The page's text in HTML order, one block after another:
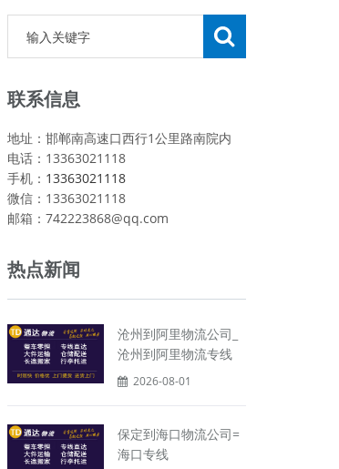
联系信息
地址：邯郸南高速口西行1公里路南院内
电话：13363021118
手机： 13363021118
微信：13363021118
邮箱：742223868@qq.com
热点新闻
沧州到阿里物流公司_
沧州到阿里物流专线
2026-08-01
保定到海口物流公司=
海口专线